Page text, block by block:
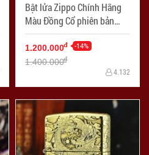
Bật lửa Zippo Chính Hãng
Màu Đồng Cổ phiên bản
MacArthur
1.200.000đ -14%
1.400.000đ
4.132